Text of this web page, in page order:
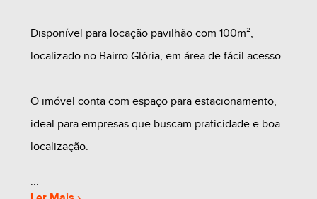
Disponível para locação pavilhão com 100m²,
localizado no Bairro Glória, em área de fácil acesso.
O imóvel conta com espaço para estacionamento,
ideal para empresas que buscam praticidade e boa
localização.
Perfeito para depósitos, oficinas, pequenas